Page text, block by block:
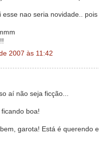
esse nao seria novidade..
2007 às 11:42
aí não seja ficção...
boa!
garota! Está é querendo